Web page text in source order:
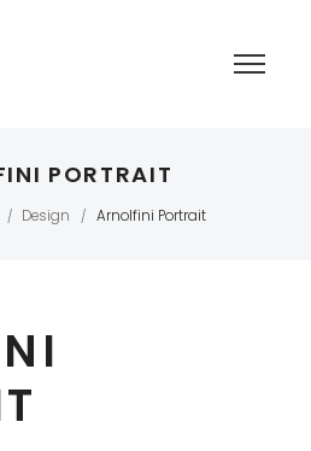
PORTRAIT
/ Design / Arnolfini Portrait